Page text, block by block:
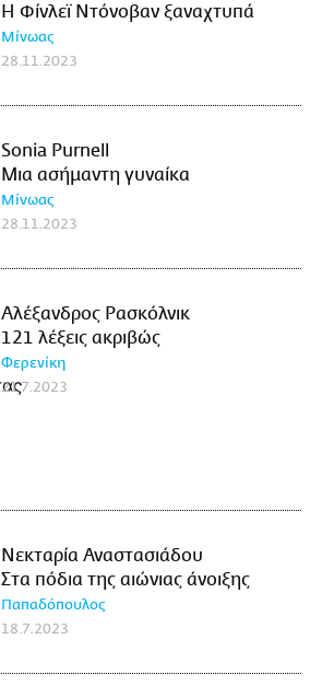
Η Φίνλεϊ Ντόνοβαν ξαναχτυπά
Μίνωας
28.11.2023
Sonia Purnell
Μια ασήμαντη γυναίκα
Μίνωας
28.11.2023
Αλέξανδρος Ρασκόλνικ
121 λέξεις ακριβώς
Φερενίκη
21.7.2023
Νεκταρία Αναστασιάδου
Στα πόδια της αιώνιας άνοιξης
Παπαδόπουλος
18.7.2023